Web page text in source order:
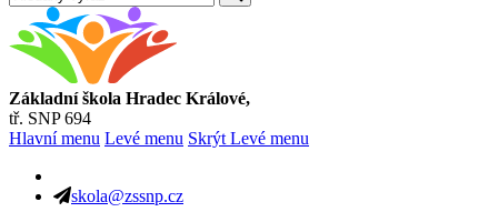
Základní škola Hradec Králové,
tř. SNP 694
Hlavní menu Levé menu Skrýt Levé menu
skola@zssnp.cz